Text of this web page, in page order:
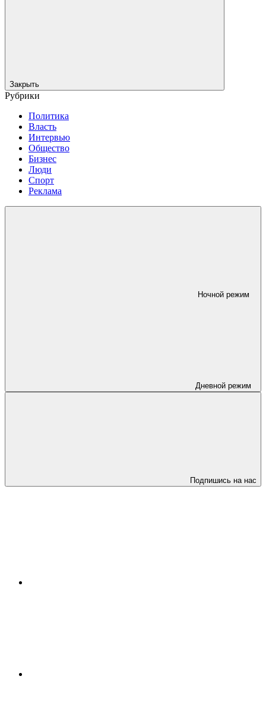
Закрыть
Рубрики
Политика
Власть
Интервью
Общество
Бизнес
Люди
Спорт
Реклама
Ночной режим
Дневной режим
Подпишись на нас